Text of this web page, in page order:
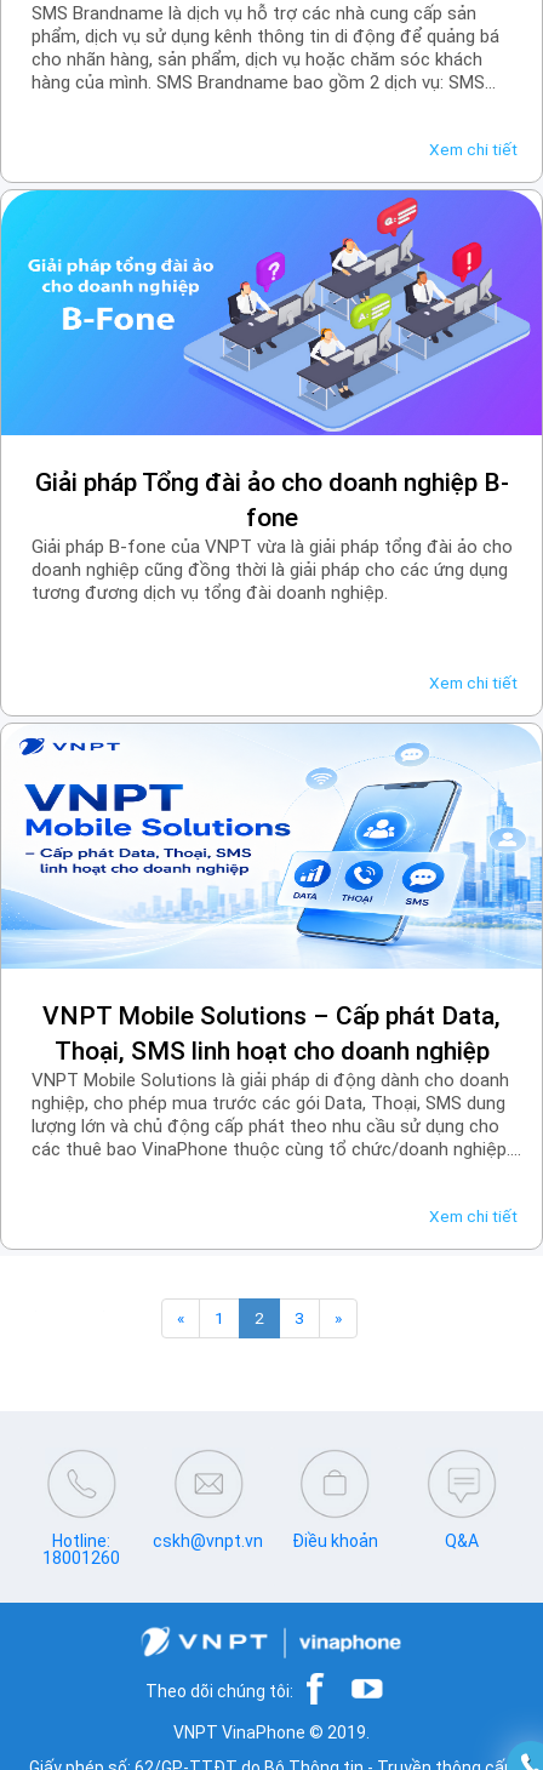
SMS Brandname là dịch vụ hỗ trợ các nhà cung cấp sản
phẩm, dịch vụ sử dụng kênh thông tin di động để quảng bá
cho nhãn hàng, sản phẩm, dịch vụ hoặc chăm sóc khách
hàng của mình. SMS Brandname bao gồm 2 dịch vụ: SMS
Xem chi tiết
Giải pháp Tổng đài ảo cho doanh nghiệp B-
fone
Giải pháp B-fone của VNPT vừa là giải pháp tổng đài ảo cho
doanh nghiệp cũng đồng thời là giải pháp cho các ứng dụng
tương đương dịch vụ tổng đài doanh nghiệp.
Xem chi tiết
VNPT Mobile Solutions – Cấp phát Data,
Thoại, SMS linh hoạt cho doanh nghiệp
VNPT Mobile Solutions là giải pháp di động dành cho doanh
nghiệp, cho phép mua trước các gói Data, Thoại, SMS dung
lượng lớn và chủ động cấp phát theo nhu cầu sử dụng cho
các thuê bao VinaPhone thuộc cùng tổ chức/doanh nghiệp.
Xem chi tiết
« 1 2 3 »
Hotline:
18001260
cskh@vnpt.vn Điều khoản Q&A
Theo dõi chúng tôi:
VNPT VinaPhone © 2019.